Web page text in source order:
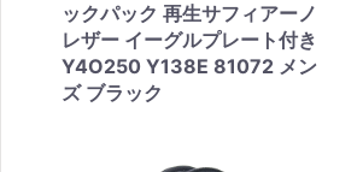
ックパック 再生サフィアーノ
レザー イーグルプレート付き
Y4O250 Y138E 81072 メン
ズ ブラック